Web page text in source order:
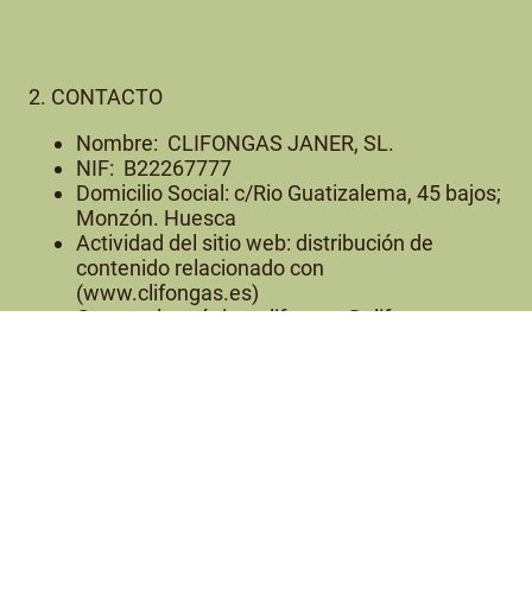
2. CONTACTO
Nombre: CLIFONGAS JANER, SL.
NIF: B22267777
Domicilio Social: c/Rio Guatizalema, 45 bajos;
Monzón. Huesca
Actividad del sitio web: distribución de
contenido relacionado con
(www.clifongas.es)
Correo electrónico: clifongas@clifongas.es